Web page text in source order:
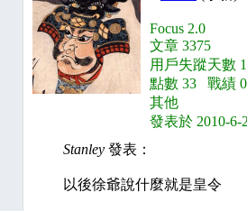
Focus 2.0
文章 3375
用戶失蹤天數
點數 33 戰績
其他
發表於 2010-6-
Stanley 發表：
以後徐爺說什麼就是皇令